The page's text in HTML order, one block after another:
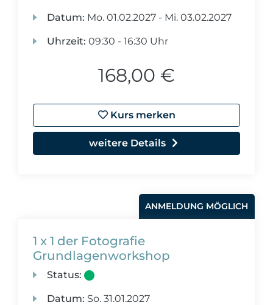
Datum: Mo. 01.02.2027 - Mi. 03.02.2027
Uhrzeit: 09:30 - 16:30 Uhr
168,00 €
Kurs merken
weitere Details
ANMELDUNG MÖGLICH
1 x 1 der Fotografie
Grundlagenworkshop
Status:
Datum: So. 31.01.2027